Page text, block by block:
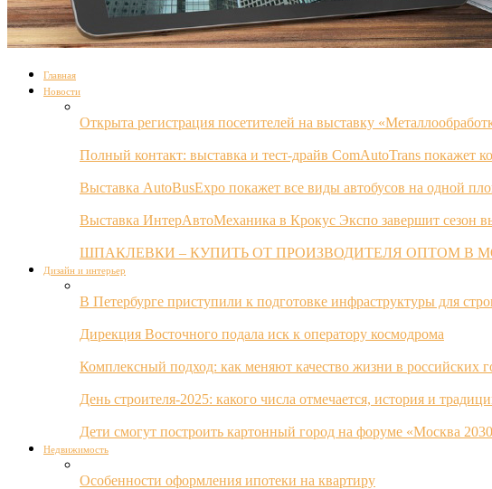
Главная
Новости
Открыта регистрация посетителей на выставку
Полный контакт: выставка и тест-драйв ComAutoTrans покажет
Выставка AutoBusExpo покажет все виды автобусов на одной
Выставка ИнтерАвтоМеханика в Крокус Экспо завершит сезон
ШПАКЛЕВКИ – КУПИТЬ ОТ ПРОИЗВОДИТЕЛЯ ОПТОМ В
Дизайн и интерьер
В Петербурге приступили к подготовке инфраструктуры для
Дирекция Восточного подала иск к оператору космодрома
Комплексный подход: как меняют качество жизни в российских
День строителя-2025: какого числа отмечается, история и
Дети смогут построить картонный город на форуме «Москва
Недвижимость
Особенности оформления ипотеки на квартиру